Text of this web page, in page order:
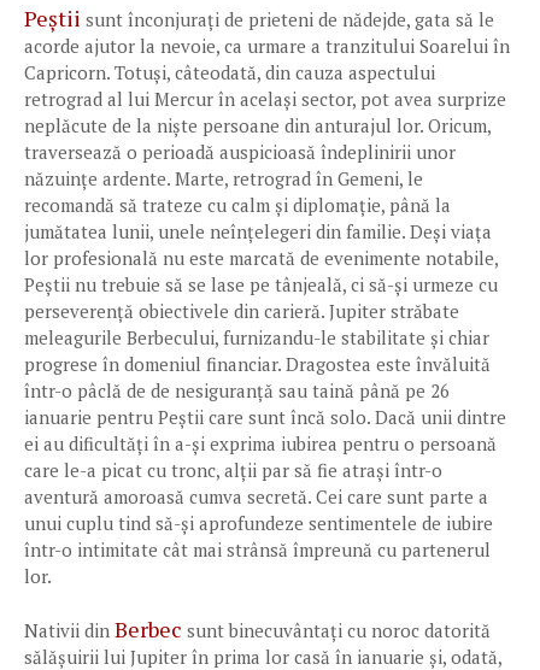
Peștii sunt înconjurați de prieteni de nădejde, gata să le
acorde ajutor la nevoie, ca urmare a tranzitului Soarelui în
Capricorn. Totuși, câteodată, din cauza aspectului
retrograd al lui Mercur în același sector, pot avea surprize
neplăcute de la niște persoane din anturajul lor. Oricum,
traversează o perioadă auspicioasă îndeplinirii unor
năzuințe ardente. Marte, retrograd în Gemeni, le
recomandă să trateze cu calm și diplomație, până la
jumătatea lunii, unele neînțelegeri din familie. Deși viața
lor profesională nu este marcată de evenimente notabile,
Peștii nu trebuie să se lase pe tânjeală, ci să-și urmeze cu
perseverență obiectivele din carieră. Jupiter străbate
meleagurile Berbecului, furnizandu-le stabilitate și chiar
progrese în domeniul financiar. Dragostea este învăluită
într-o pâclă de de nesiguranță sau taină până pe 26
ianuarie pentru Peștii care sunt încă solo. Dacă unii dintre
ei au dificultăți în a-și exprima iubirea pentru o persoană
care le-a picat cu tronc, alții par să fie atrași într-o
aventură amoroasă cumva secretă. Cei care sunt parte a
unui cuplu tind să-și aprofundeze sentimentele de iubire
într-o intimitate cât mai strânsă împreună cu partenerul
lor.
Nativii din Berbec sunt binecuvântați cu noroc datorită
sălășuirii lui Jupiter în prima lor casă în ianuarie și, odată,